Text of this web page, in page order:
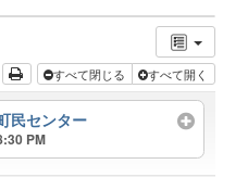
すべて閉じる すべて開く
民センター
PM